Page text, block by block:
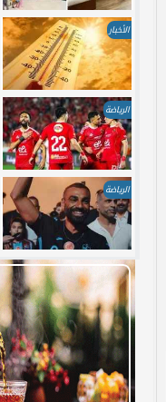
الأخبار
الرياضة
الرياضة